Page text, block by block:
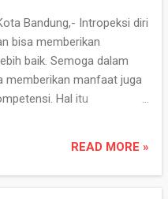
Bandung,- Intropeksi diri
bisa memberikan
baik. Semoga dalam
memberikan manfaat juga
Hal itu
kepala sekolah, pengawas
Graha Pos, Jalan
READ MORE »